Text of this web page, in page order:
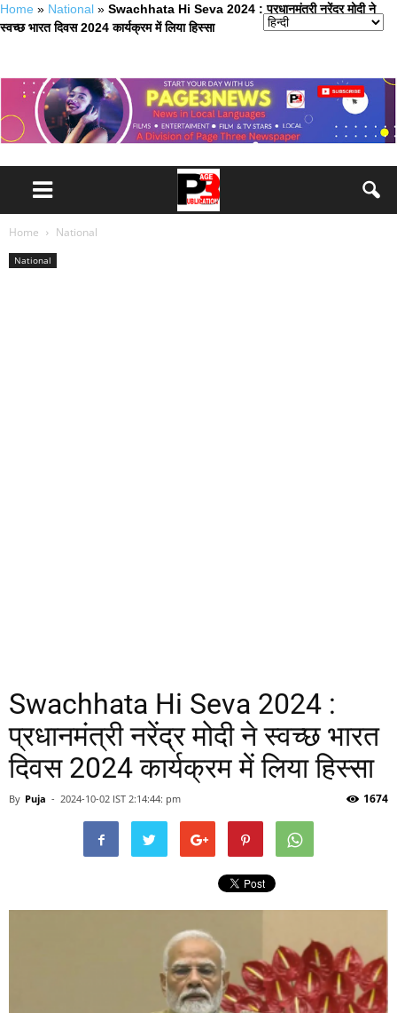
Home » National » Swachhata Hi Seva 2024 : प्रधानमंत्री नरेंद्र मोदी ने
स्वच्छ भारत दिवस 2024 कार्यक्रम में लिया हिस्सा
Home National
National
Swachhata Hi Seva 2024 :
प्रधानमंत्री नरेंद्र मोदी ने स्वच्छ भारत
दिवस 2024 कार्यक्रम में लिया हिस्सा
By Puja - 2024-10-02 IST 2:14:44: pm 1674